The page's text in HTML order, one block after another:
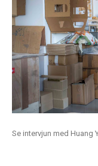
Se intervjun med Huang